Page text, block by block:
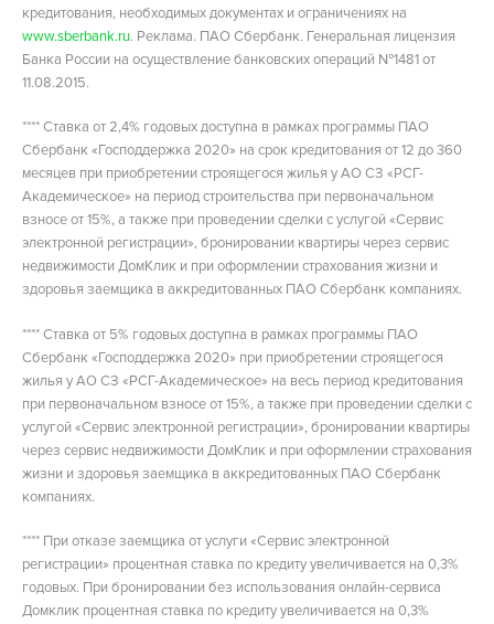
кредитования, необходимых документах и ограничениях на
www.sberbank.ru. Реклама. ПАО Сбербанк. Генеральная лицензия
Банка России на осуществление банковских операций №1481 от
11.08.2015.
**** Ставка от 2,4% годовых доступна в рамках программы ПАО
Сбербанк «Господдержка 2020» на срок кредитования от 12 до 360
месяцев при приобретении строящегося жилья у АО СЗ «РСГ-
Академическое» на период строительства при первоначальном
взносе от 15%, а также при проведении сделки с услугой «Сервис
электронной регистрации», бронировании квартиры через сервис
недвижимости ДомКлик и при оформлении страхования жизни и
здоровья заемщика в аккредитованных ПАО Сбербанк компаниях.
**** Ставка от 5% годовых доступна в рамках программы ПАО
Сбербанк «Господдержка 2020» при приобретении строящегося
жилья у АО СЗ «РСГ-Академическое» на весь период кредитования
при первоначальном взносе от 15%, а также при проведении сделки с
услугой «Сервис электронной регистрации», бронировании квартиры
через сервис недвижимости ДомКлик и при оформлении страхования
жизни и здоровья заемщика в аккредитованных ПАО Сбербанк
компаниях.
**** При отказе заемщика от услуги «Сервис электронной
регистрации» процентная ставка по кредиту увеличивается на 0,3%
годовых. При бронировании без использования онлайн-сервиса
Домклик процентная ставка по кредиту увеличивается на 0,3%